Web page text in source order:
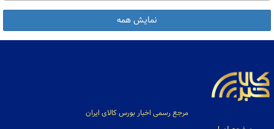
نمایش همه
مرجع رسمی اخبار بورس کالای ایران